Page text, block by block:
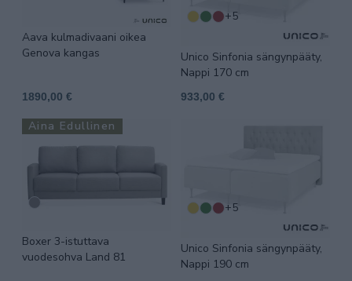
Aava kulmadivaani oikea
Genova kangas
1890,00 €
+5
Unico Sinfonia sängynpääty,
Nappi 170 cm
933,00 €
Aina Edullinen
Boxer 3-istuttava
vuodesohva Land 81
+5
Unico Sinfonia sängynpääty,
Nappi 190 cm